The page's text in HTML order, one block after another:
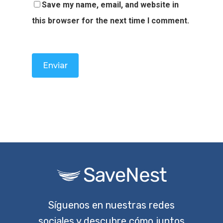
Save my name, email, and website in
this browser for the next time I comment.
Síguenos en nuestras redes